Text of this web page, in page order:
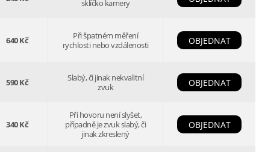
sklíčko kamery
640 Kč
Při špatném měření
rychlosti nebo vzdálenosti
OBJEDNAT
590 Kč
Slabý, či jinak nekvalitní
zvuk
OBJEDNAT
340 Kč
Při hovoru není slyšet,
případně je zvuk slabý, či
jinak zkreslený
OBJEDNAT